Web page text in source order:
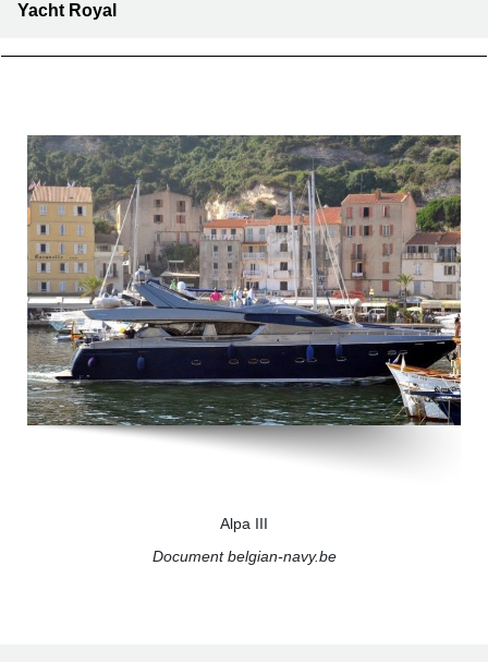
Yacht Royal
Alpa III
Document belgian-navy.be